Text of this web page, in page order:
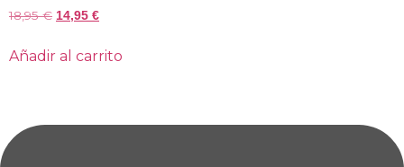
18,95€ 14,95 €
Añadir al carrito